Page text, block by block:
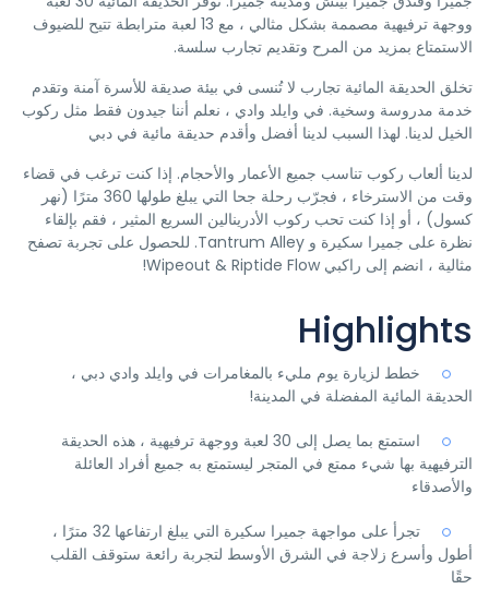
ووجهة ترفيهية مصممة بشكل مثالي ، مع 13 لعبة مترابطة تتيح للضيوف
الاستمتاع بمزيد من المرح وتقديم تجارب سلسة.
تخلق الحديقة المائية تجارب لا تُنسى في بيئة صديقة للأسرة آمنة وتقدم
خدمة مدروسة وسخية. في وايلد وادي ، نعلم أننا جيدون فقط مثل ركوب
الخيل لدينا. لهذا السبب لدينا أفضل وأقدم حديقة مائية في دبي
لدينا ألعاب ركوب تناسب جميع الأعمار والأحجام. إذا كنت ترغب في قضاء
وقت من الاسترخاء ، فجرّب رحلة جحا التي يبلغ طولها 360 مترًا (نهر
كسول) ، أو إذا كنت تحب ركوب الأدرينالين السريع المثير ، فقم بإلقاء
نظرة على جميرا سكيرة و Tantrum Alley. للحصول على تجربة تصفح
مثالية ، انضم إلى راكبي Wipeout & Riptide Flow!
Highlights
خطط لزيارة يوم مليء بالمغامرات في وايلد وادي دبي ،
الحديقة المائية المفضلة في المدينة!
استمتع بما يصل إلى 30 لعبة ووجهة ترفيهية ، هذه الحديقة
الترفيهية بها شيء ممتع في المتجر ليستمتع به جميع أفراد العائلة
والأصدقاء
تجرأ على مواجهة جميرا سكيرة التي يبلغ ارتفاعها 32 مترًا ،
أطول وأسرع زلاجة في الشرق الأوسط لتجربة رائعة ستوقف القلب
حقًا